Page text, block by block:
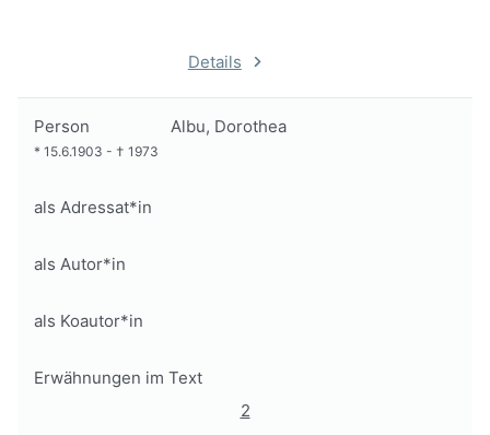
Details
Person Albu, Dorothea
* 15.6.1903 - † 1973
als Adressat*in
als Autor*in
als Koautor*in
Erwähnungen im Text
2